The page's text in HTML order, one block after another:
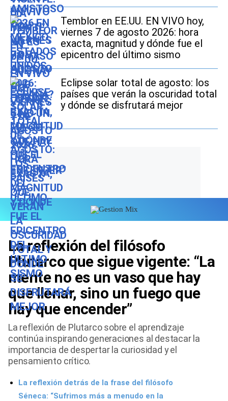
Temblor en EE.UU. EN VIVO hoy,
viernes 7 de agosto 2026: hora
exacta, magnitud y dónde fue el
epicentro del último sismo
Eclipse solar total de agosto: los
países que verán la oscuridad total
y dónde se disfrutará mejor